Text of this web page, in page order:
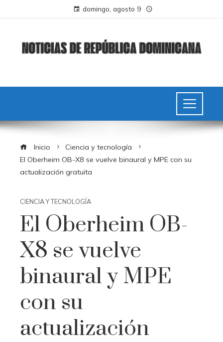
domingo, agosto 9
Inicio
Ciencia y tecnología
El Oberheim OB-X8 se vuelve binaural y MPE con su
actualización gratuita
CIENCIA Y TECNOLOGÍA
El Oberheim OB-
X8 se vuelve
binaural y MPE
con su
actualización